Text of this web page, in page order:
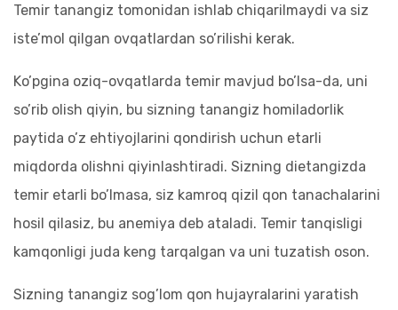
Temir tanangiz tomonidan ishlab chiqarilmaydi va siz
iste’mol qilgan ovqatlardan so’rilishi kerak.
Ko’pgina oziq-ovqatlarda temir mavjud bo’lsa-da, uni
so’rib olish qiyin, bu sizning tanangiz homiladorlik
paytida o’z ehtiyojlarini qondirish uchun etarli
miqdorda olishni qiyinlashtiradi. Sizning dietangizda
temir etarli bo’lmasa, siz kamroq qizil qon tanachalarini
hosil qilasiz, bu anemiya deb ataladi. Temir tanqisligi
kamqonligi juda keng tarqalgan va uni tuzatish oson.
Sizning tanangiz sog’lom qon hujayralarini yaratish